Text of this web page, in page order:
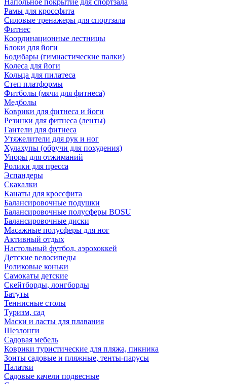
Напольное покрытие для спортзала
Рамы для кроссфита
Силовые тренажеры для спортзала
Фитнес
Координационные лестницы
Блоки для йоги
Бодибары (гимнастические палки)
Колеса для йоги
Кольца для пилатеса
Степ платформы
Фитболы (мячи для фитнеса)
Медболы
Коврики для фитнеса и йоги
Резинки для фитнеса (ленты)
Гантели для фитнеса
Утяжелители для рук и ног
Хулахупы (обручи для похудения)
Упоры для отжиманий
Ролики для пресса
Эспандеры
Скакалки
Канаты для кроссфита
Балансировочные подушки
Балансировочные полусферы BOSU
Балансировочные диски
Масажные полусферы для ног
Активный отдых
Настольный футбол, аэрохоккей
Детские велосипеды
Роликовые коньки
Самокаты детские
Скейтборды, лонгборды
Батуты
Теннисные столы
Туризм, сад
Маски и ласты для плавания
Шезлонги
Садовая мебель
Коврики туристические для пляжа, пикника
Зонты садовые и пляжные, тенты-парусы
Палатки
Садовые качели подвесные